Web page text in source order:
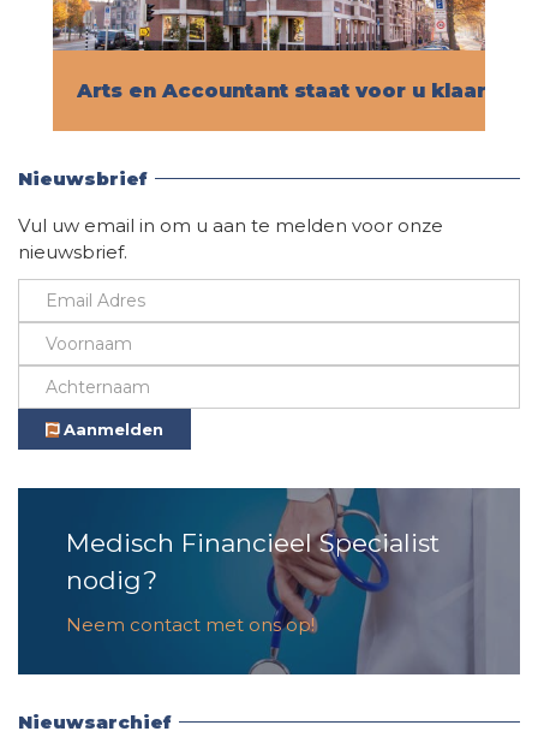
Arts en Accountant staat voor u klaar!
Nieuwsbrief
Vul uw email in om u aan te melden voor onze
nieuwsbrief.
Aanmelden
Medisch Financieel Specialist
nodig?
Neem contact met ons op!
Nieuwsarchief